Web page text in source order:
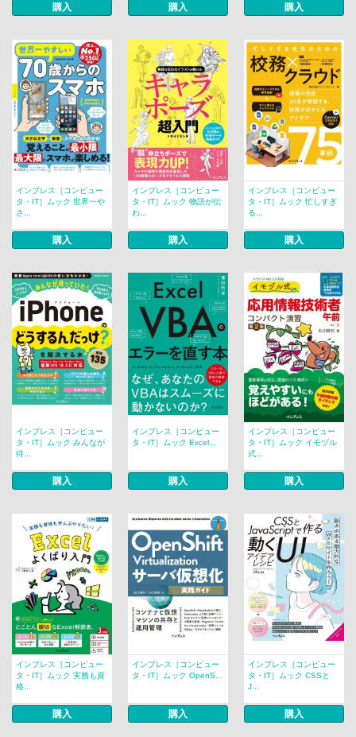
購入 購入 購入
インプレス［コンピュー
タ・IT］ムック 世界一や
さ...
購入
インプレス［コンピュー
タ・IT］ムック 物語が伝
わ...
購入
インプレス［コンピュー
タ・IT］ムック 忙しすぎ
る...
購入
インプレス［コンピュー
タ・IT］ムック みんなが
待...
購入
インプレス［コンピュー
タ・IT］ムック Excel...
購入
インプレス［コンピュー
タ・IT］ムック イモヅル
式...
購入
インプレス［コンピュー
タ・IT］ムック 実務も資
格...
購入
インプレス［コンピュー
タ・IT］ムック OpenS...
購入
インプレス［コンピュー
タ・IT］ムック CSSと
J...
購入